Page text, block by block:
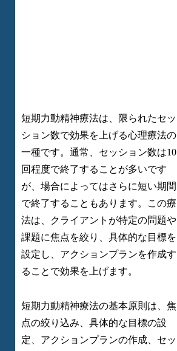
短期力動精神療法は、限られたセッ
ション数で効果を上げる心理療法の
一種です。通常、セッション数は10
回程度で終了することが多いです
が、場合によってはさらに短い期間
で終了することもあります。この療
法は、クライアントが特定の問題や
課題に焦点を絞り、具体的な目標を
設定し、アクションプランを作成す
ることで効果を上げます。
短期力動精神療法の基本原則は、焦
点の絞り込み、具体的な目標の設
定、アクションプランの作成、セッ